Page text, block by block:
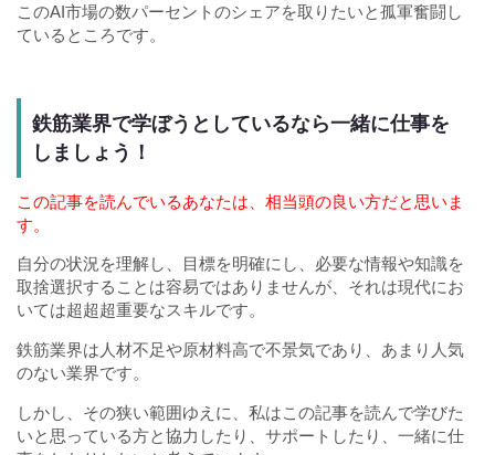
このAI市場の数パーセントのシェアを取りたいと孤軍奮闘し
ているところです。
鉄筋業界で学ぼうとしているなら一緒に仕事を
しましょう！
この記事を読んでいるあなたは、相当頭の良い方だと思いま
す。
自分の状況を理解し、目標を明確にし、必要な情報や知識を
取捨選択することは容易ではありませんが、それは現代にお
いては超超超重要なスキルです。
鉄筋業界は人材不足や原材料高で不景気であり、あまり人気
のない業界です。
しかし、その狭い範囲ゆえに、私はこの記事を読んで学びた
いと思っている方と協力したり、サポートしたり、一緒に仕